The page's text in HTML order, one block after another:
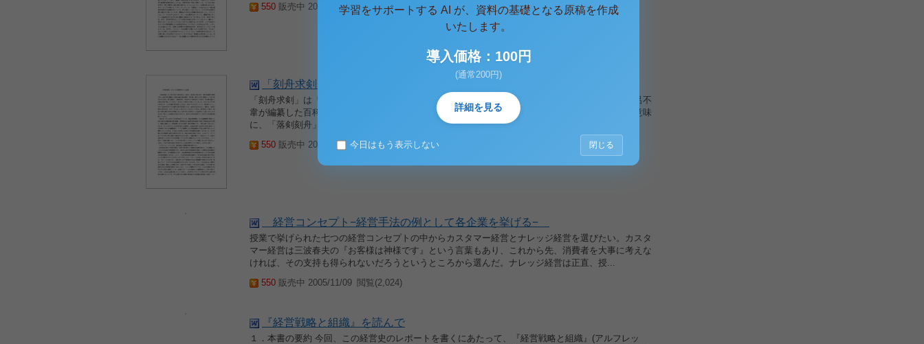
550 販売中 2005/11/09 閲覧(2,220) コメント(1)
「刻舟求剣」ともいえる経営を行った企業
「刻舟求剣」は「舟に刻みて剣を求む」と読み、紀元前二四〇年に、秦の始皇帝の宰相であった呂不
韋が編纂した百科全書『呂氏春秋・慎大覧・察今』の中に寓話として出て来るものである。同じ意味
に、「落剣刻舟」、「株を守りて鬼を待つ」がある。ある楚の国の人が長江を舟で渡って...
550 販売中 2005/11/09 閲覧(3,260)
経営コンセプト−経営手法の例として各企業を挙げる−
授業で挙げられた七つの経営コンセプトの中からカスタマー経営とナレッジ経営を選びたい。カスタ
マー経営は三波春夫の『お客様は神様です』という言葉もあり、これから先、消費者を大事に考えな
ければ、その支持も得られないだろうというところから選んだ。ナレッジ経営は正直、授...
550 販売中 2005/11/09 閲覧(2,024)
『経営戦略と組織』を読んで
１．本書の要約 今回、この経営史のレポートを書くにあたって、『経営戦略と組織』(アルフレッ
学習をサポートする AI が、資料の基礎となる原稿を作成
いたします。
導入価格：100円
(通常200円)
詳細を見る
今日はもう表示しない 閉じる